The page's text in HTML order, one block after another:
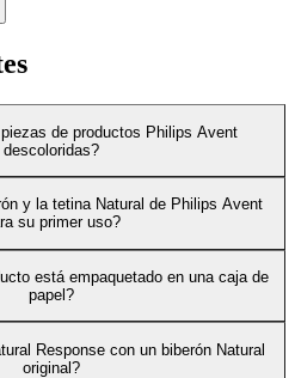
de productos Philips Avent
descoloridas?
y la tetina Natural de Philips Avent
su primer uso?
está empaquetado en una caja de
papel?
Response con un biberón Natural
original?